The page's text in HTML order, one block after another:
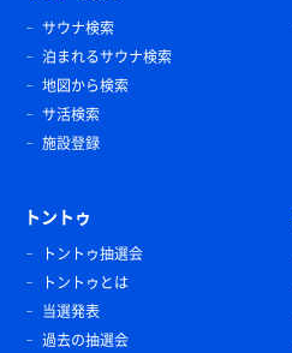
サウナ検索
泊まれるサウナ検索
地図から検索
サ活検索
施設登録
トントゥ
トントゥ抽選会
トントゥとは
当選発表
過去の抽選会